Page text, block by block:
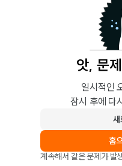
앗, 문
일시적인
잠시 후에 다
홈
계속해서 같은 문제가 발